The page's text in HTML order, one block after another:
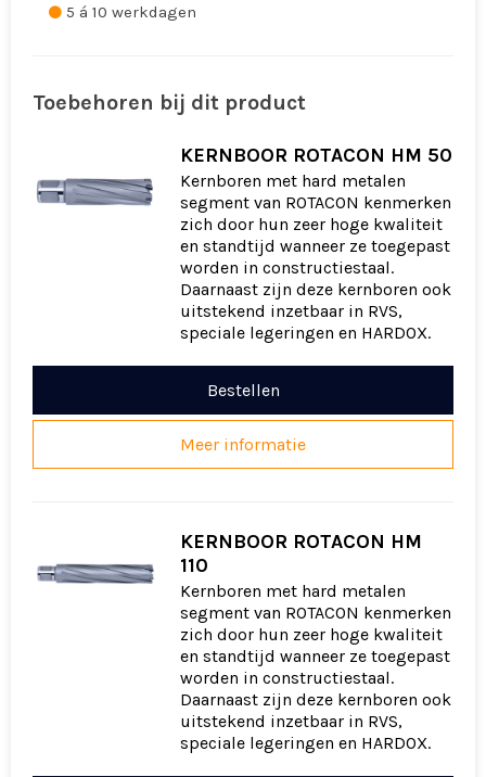
5 á 10 werkdagen
Toebehoren bij dit product
KERNBOOR ROTACON HM 50
Kernboren met hard metalen
segment van ROTACON kenmerken
zich door hun zeer hoge kwaliteit
en standtijd wanneer ze toegepast
worden in constructiestaal.
Daarnaast zijn deze kernboren ook
uitstekend inzetbaar in RVS,
speciale legeringen en HARDOX.
Bestellen
Meer informatie
KERNBOOR ROTACON HM
110
Kernboren met hard metalen
segment van ROTACON kenmerken
zich door hun zeer hoge kwaliteit
en standtijd wanneer ze toegepast
worden in constructiestaal.
Daarnaast zijn deze kernboren ook
uitstekend inzetbaar in RVS,
speciale legeringen en HARDOX.